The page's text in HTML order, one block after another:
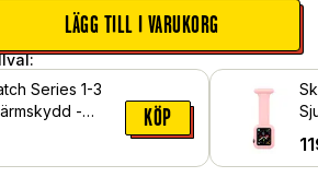
LÄGG TILL I VARUKORG
Series 1-3
-
KÖP